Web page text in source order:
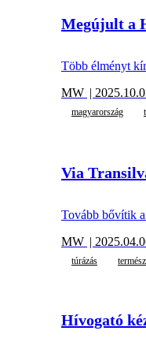
Megújult a
Több élményt
MW |
magyarország
Via
Tovább bővítik
MW |
túrázás
Hívogató